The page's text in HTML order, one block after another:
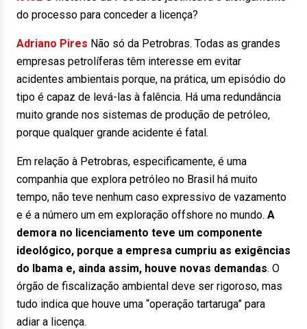
do processo para conceder a licença?
Adriano Pires Não só da Petrobras. Todas as grandes
empresas petrolíferas têm interesse em evitar
acidentes ambientais porque, na prática, um episódio do
tipo é capaz de levá-las à falência. Há uma redundância
muito grande nos sistemas de produção de petróleo,
porque qualquer grande acidente é fatal.
Em relação à Petrobras, especificamente, é uma
companhia que explora petróleo no Brasil há muito
tempo, não teve nenhum caso expressivo de vazamento
e é a número um em exploração offshore no mundo. A
demora no licenciamento teve um componente
ideológico, porque a empresa cumpriu as exigências
do Ibama e, ainda assim, houve novas demandas. O
órgão de fiscalização ambiental deve ser rigoroso, mas
tudo indica que houve uma “operação tartaruga” para
adiar a licença.